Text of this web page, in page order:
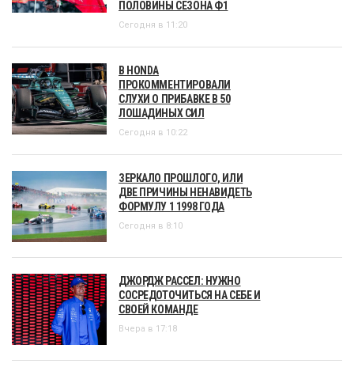
ПОЛОВИНЫ СЕЗОНА Ф1
Сегодня в 11:20
В HONDA
ПРОКОММЕНТИРОВАЛИ
СЛУХИ О ПРИБАВКЕ В 50
ЛОШАДИНЫХ СИЛ
Сегодня в 10:22
ЗЕРКАЛО ПРОШЛОГО, ИЛИ
ДВЕ ПРИЧИНЫ НЕНАВИДЕТЬ
ФОРМУЛУ 1 1998 ГОДА
Сегодня в 8:10
ДЖОРДЖ РАССЕЛ: НУЖНО
СОСРЕДОТОЧИТЬСЯ НА СЕБЕ И
СВОЕЙ КОМАНДЕ
Вчера в 17:18